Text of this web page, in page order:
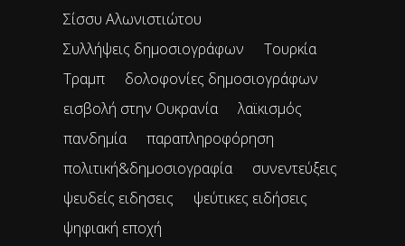
Σίσσυ Αλωνιστιώτου
Συλλήψεις δημοσιογράφων
Τουρκία
Τραμπ
δολοφονίες δημοσιογράφων
εισβολή στην Ουκρανία
λαϊκισμός
πανδημία
παραπληροφόρηση
πολιτική&δημοσιογραφία
συνεντεύξεις
ψευδείς ειδησεις
ψεύτικες ειδήσεις
ψηφιακή εποχή